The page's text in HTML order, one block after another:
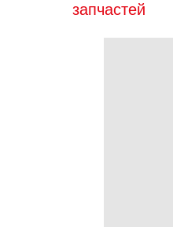
запчастей